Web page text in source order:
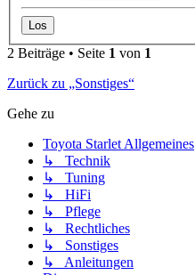
2 Beiträge • Seite 1 von 1
Zurück zu „Sonstiges“
Gehe zu
Toyota Starlet Allgemeines
↳ Technik
↳ Tuning
↳ HiFi
↳ Pflege
↳ Rechtliches
↳ Sonstiges
↳ Anleitungen